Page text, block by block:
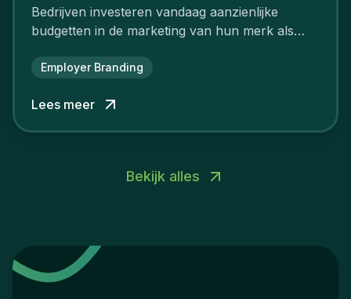
Bedrijven investeren vandaag aanzienlijke
budgetten in de marketing van hun merk als
Employer Branding
Lees meer
Bekijk alles